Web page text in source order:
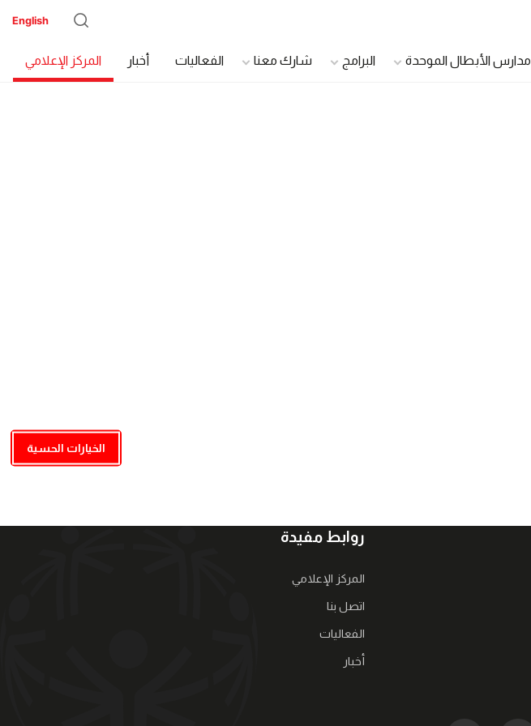
الخيارات الحسية
English
مدارس الأبطال الموحدة البرامج شارك معنا الفعاليات أخبار المركز الإعلامي
روابط مفيدة
المركز الإعلامي
اتصل بنا
الفعاليات
أخبار